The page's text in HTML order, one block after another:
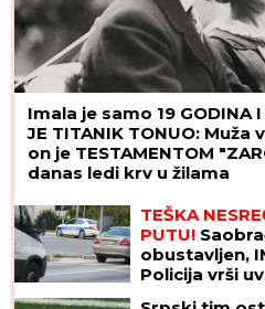
Imala je samo 19 GODINA I
JE TITANIK TONUO:
on je TESTAMENTOM
danas ledi krv u žilama
TEŠKA
PUTU!
obustavljen,
Policija vrši